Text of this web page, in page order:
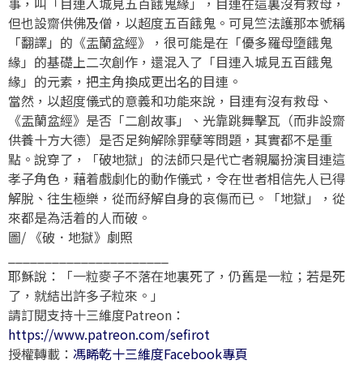
但也設齋供佛及僧，以超度五百餓鬼。可見竺法護那本號稱
「翻譯」的《盂蘭盆經》，很可能是在「優多羅母墮餓鬼
緣」的基礎上二次創作，還混入了「目連入城見五百餓鬼
緣」的元素，把主角換成更出名的目連。
當然，以超度儀式的意義和功能來說，目連有沒有救母、
《盂蘭盆經》是否「二創故事」、光靠跳舞擊瓦（而非設齋
供養十方大德）是否足夠解除罪孽等問題，其實都不是重
點。說穿了，「破地獄」的法師只是代亡者親屬扮演目連這
孝子角色，藉着戲劇化的動作儀式，令在世者相信先人已得
解脫、往生極樂，從而紓解自身的哀傷而已。「地獄」，從
來都是為活着的人而破。
圖/ 《破．地獄》劇照
耶穌說：「一粒麥子不落在地裏死了，仍舊是一粒；若是死
了，就結出許多子粒來。」
請訂閱支持十三維度Patreon：
https://www.patreon.com/sefirot
授權轉載： 馮睎乾十三維度Facebook專頁